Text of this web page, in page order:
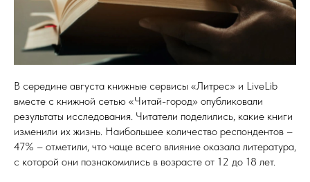
В середине августа книжные сервисы «Литрес» и LiveLib
вместе с книжной сетью «Читай-город» опубликовали
результаты исследования. Читатели поделились, какие книги
изменили их жизнь. Наибольшее количество респондентов –
47% – отметили, что чаще всего влияние оказала литература,
с которой они познакомились в возрасте от 12 до 18 лет.